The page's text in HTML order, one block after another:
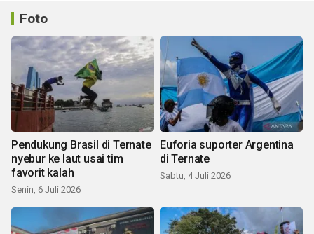
Foto
Pendukung Brasil di Ternate
nyebur ke laut usai tim
favorit kalah
Senin, 6 Juli 2026
Euforia suporter Argentina
di Ternate
Sabtu, 4 Juli 2026